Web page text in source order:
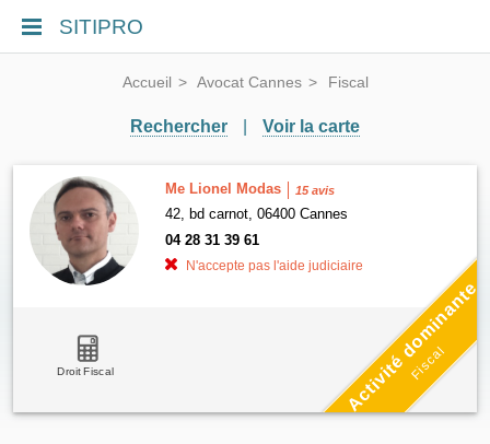
SITIPRO
Accueil Avocat Cannes Fiscal
Rechercher Voir la carte
Me Lionel Modas 15 avis
42, bd carnot, 06400 Cannes
04 28 31 39 61
N'accepte pas l'aide judiciaire
Droit Fiscal Activité dominante
Fiscal